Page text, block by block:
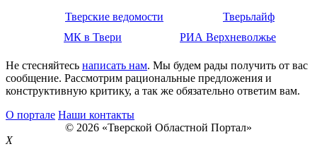
Тверские ведомости
Тверьлайф
МК в Твери
РИА Верхневолжье
Не стесняйтесь написать нам. Мы будем рады получить от вас
сообщение. Рассмотрим рациональные предложения и
конструктивную критику, а так же обязательно ответим вам.
О портале Наши контакты
© 2026 «Тверской Областной Портал»
X